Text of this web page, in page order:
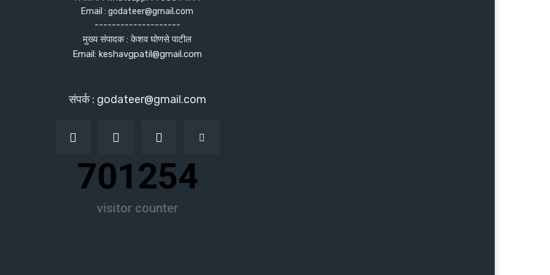
Email : godateer@gmail.com
--------------------
मुख्य संपादक : केशव घोणसे पाटील
Email: keshavgpatil@gmail.com
संपर्क : godateer@gmail.com
701254
visitor counter